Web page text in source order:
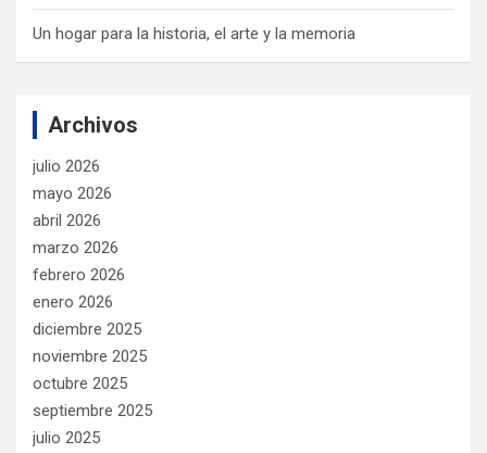
Un hogar para la historia, el arte y la memoria
Archivos
julio 2026
mayo 2026
abril 2026
marzo 2026
febrero 2026
enero 2026
diciembre 2025
noviembre 2025
octubre 2025
septiembre 2025
julio 2025